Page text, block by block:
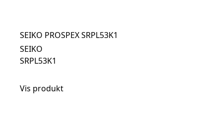
SEIKO PROSPEX SRPL53K1
SEIKO
SRPL53K1
Vis produkt